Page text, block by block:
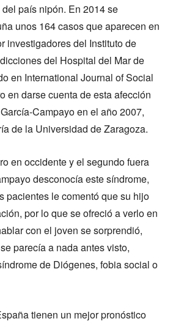
país nipón. En 2014 se
unos 164 casos que aparecen en
investigadores del Instituto de
del Hospital del Mar de
en International Journal of Social
en darse cuenta de esta afección
Campayo en el año 2007,
de la Universidad de Zaragoza.
en occidente y el segundo fuera
desconocía este síndrome,
pacientes le comentó que su hijo
por lo que se ofreció a verlo en
con el joven se sorprendió,
parecía a nada antes visto,
de Diógenes, fobia social o
tienen un mejor pronóstico